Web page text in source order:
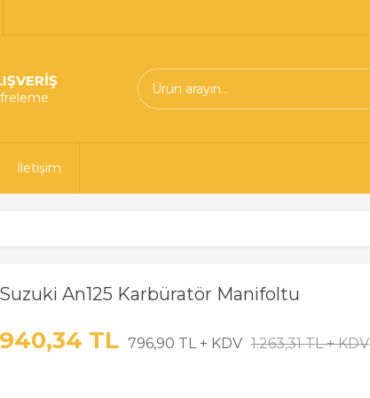
İletişim
Suzuki An125 Karbüratör Manifoltu
940,34 TL 796,90 TL + KDV 1.263,31 TL + KDV